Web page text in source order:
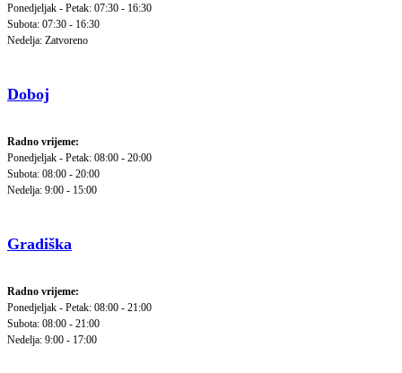
Ponedjeljak - Petak: 07:30 - 16:30
Subota: 07:30 - 16:30
Nedelja: Zatvoreno
Doboj
Radno vrijeme:
Ponedjeljak - Petak: 08:00 - 20:00
Subota: 08:00 - 20:00
Nedelja: 9:00 - 15:00
Gradiška
Radno vrijeme:
Ponedjeljak - Petak: 08:00 - 21:00
Subota: 08:00 - 21:00
Nedelja: 9:00 - 17:00